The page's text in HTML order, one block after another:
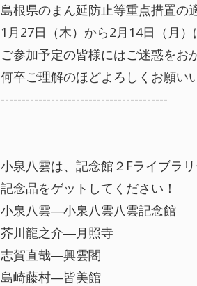
島根県のまん延防止等重点措置の
1月27日（木）から2月14日（月）
ご参加予定の皆様にはご迷惑をお
何卒ご理解のほどよろしくお願い
----------------------------------------
小泉八雲は、記念館２Fライブラ
記念品をゲットしてください！
小泉八雲―小泉八雲八雲記念館
芥川龍之介―月照寺
志賀直哉―興雲閣
島崎藤村―皆美館